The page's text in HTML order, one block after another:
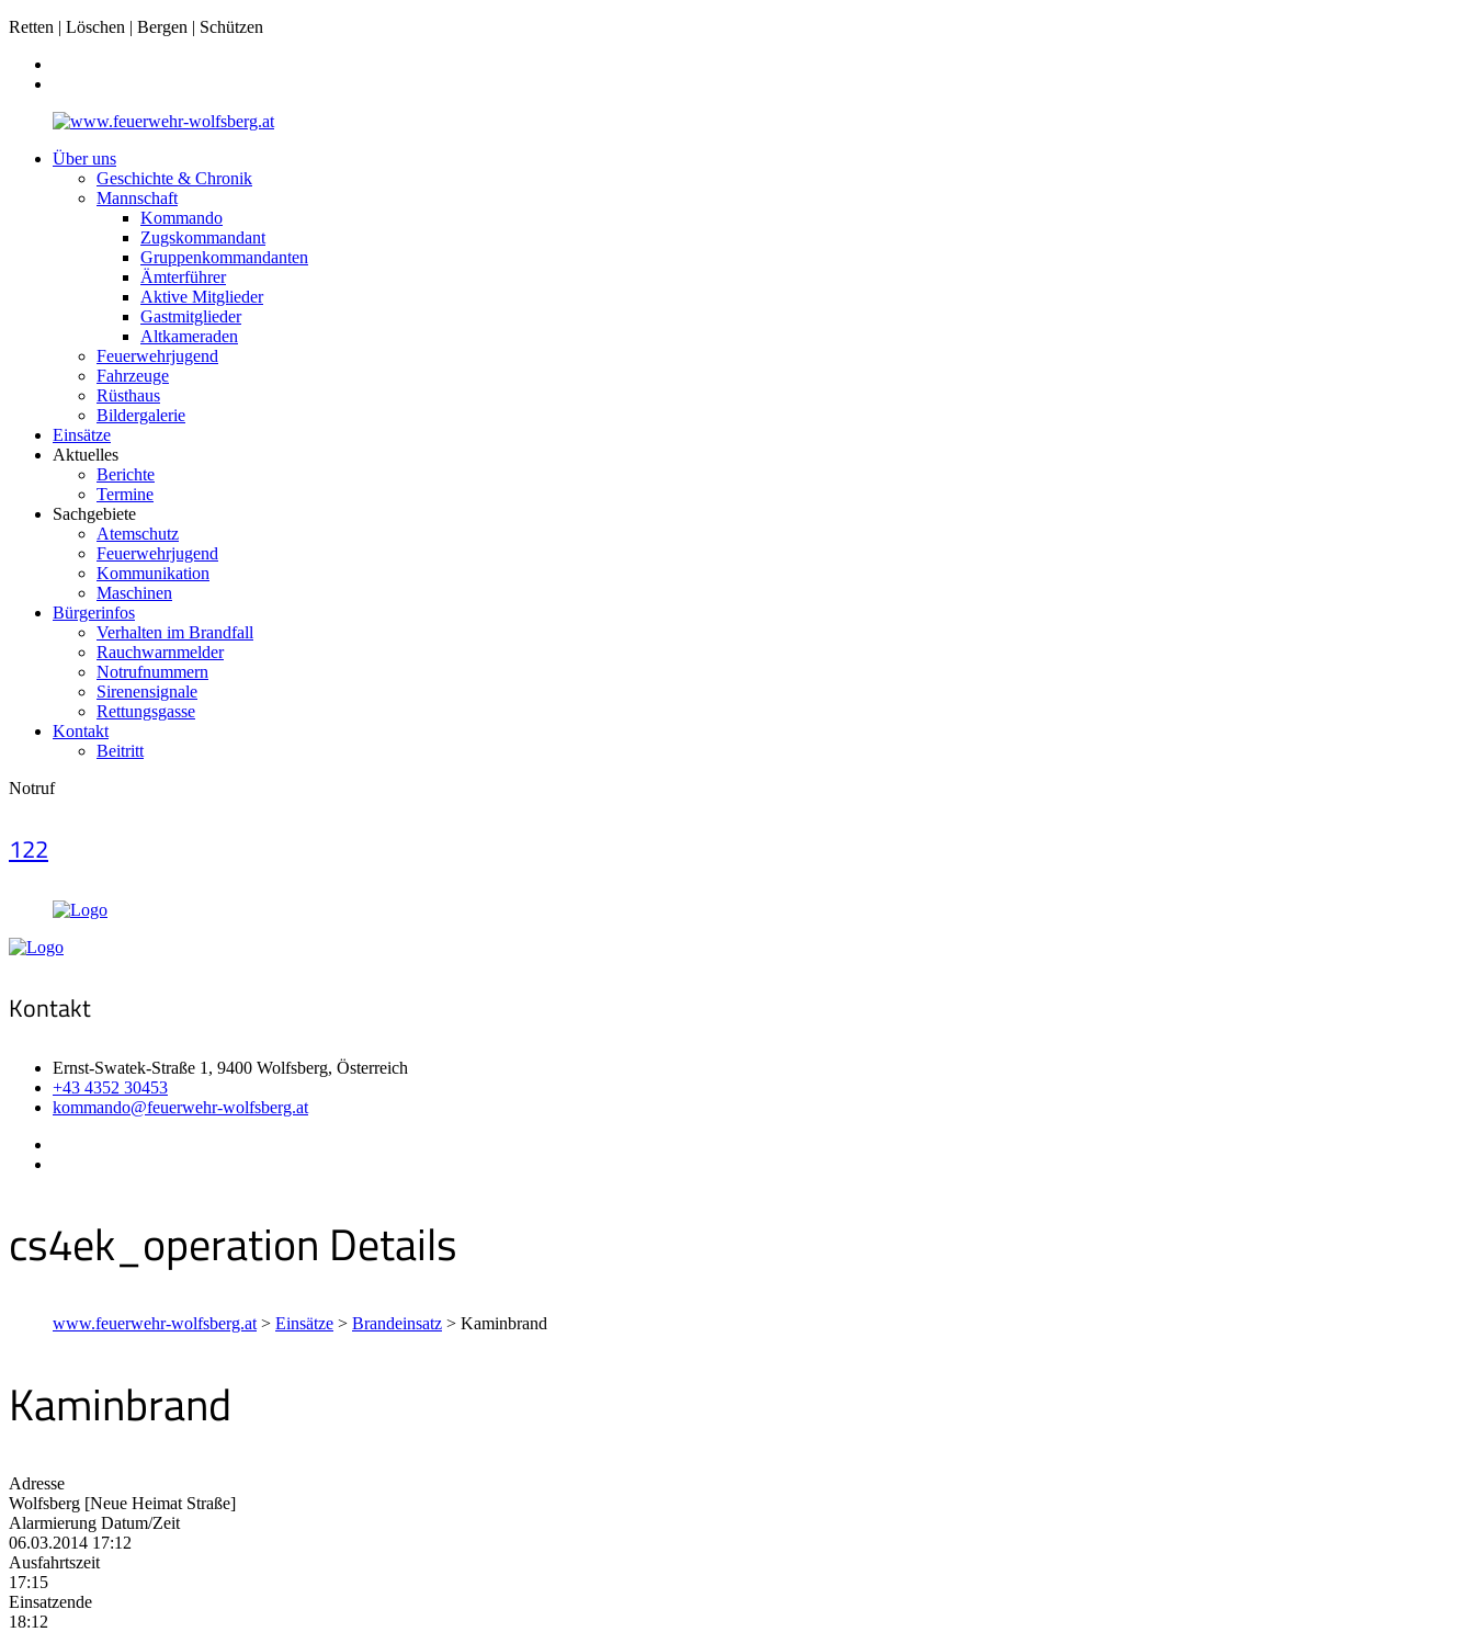
Retten | Löschen | Bergen | Schützen
Über uns
Geschichte & Chronik
Mannschaft
Kommando
Zugskommandant
Gruppenkommandanten
Ämterführer
Aktive Mitglieder
Gastmitglieder
Altkameraden
Feuerwehrjugend
Fahrzeuge
Rüsthaus
Bildergalerie
Einsätze
Aktuelles
Berichte
Termine
Sachgebiete
Atemschutz
Feuerwehrjugend
Kommunikation
Maschinen
Bürgerinfos
Verhalten im Brandfall
Rauchwarnmelder
Notrufnummern
Sirenensignale
Rettungsgasse
Kontakt
Beitritt
Notruf
122
Kontakt
Ernst-Swatek-Straße 1, 9400 Wolfsberg, Österreich
+43 4352 30453
kommando@feuerwehr-wolfsberg.at
cs4ek_operation Details
www.feuerwehr-wolfsberg.at > Einsätze > Brandeinsatz > Kaminbrand
Kaminbrand
Adresse
Wolfsberg [Neue Heimat Straße]
Alarmierung Datum/Zeit
06.03.2014 17:12
Ausfahrtszeit
17:15
Einsatzende
18:12